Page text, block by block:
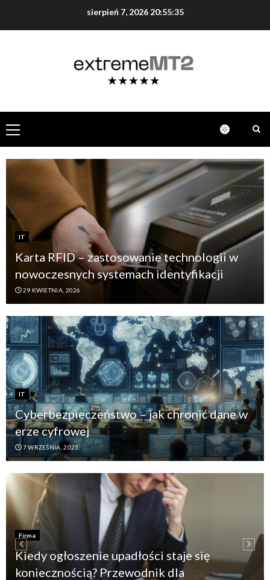
sierpień 7, 2026 20:55:37
upadłości staje się
dla
Firma
Jakie usługi
IT
Karta RFID – zastosowanie technologii w
nowoczesnych systemach identyfikacji
29 KWIETNIA, 2026
IT
Cyberbezpieczeństwo – jak chronić dane w
erze cyfrowej
7 WRZEŚNIA, 2025